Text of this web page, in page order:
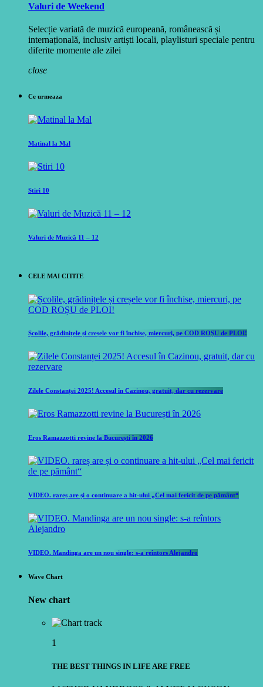
Valuri de Weekend
Selecție variată de muzică europeană, românească și
internațională, inclusiv artiști locali, playlisturi speciale pentru
diferite momente ale zilei
close
Ce urmeaza
Matinal la Mal
Stiri 10
Valuri de Muzică 11 – 12
CELE MAI CITITE
Școlile, grădinițele și creșele vor fi închise, miercuri, pe COD ROȘU de PLOI!
Zilele Constanței 2025! Accesul în Cazinou, gratuit, dar cu rezervare
Eros Ramazzotti revine la București în 2026
VIDEO. rareș are și o continuare a hit-ului „Cel mai fericit de pe pământ“
VIDEO. Mandinga are un nou single: s-a reîntors Alejandro
Wave Chart
New chart
1
THE BEST THINGS IN LIFE ARE FREE